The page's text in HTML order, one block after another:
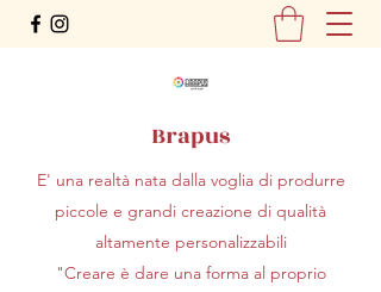
Brapus
E' una realtà nata dalla voglia di produrre
piccole e grandi creazione di qualità
altamente personalizzabili
"Creare è dare una forma al proprio